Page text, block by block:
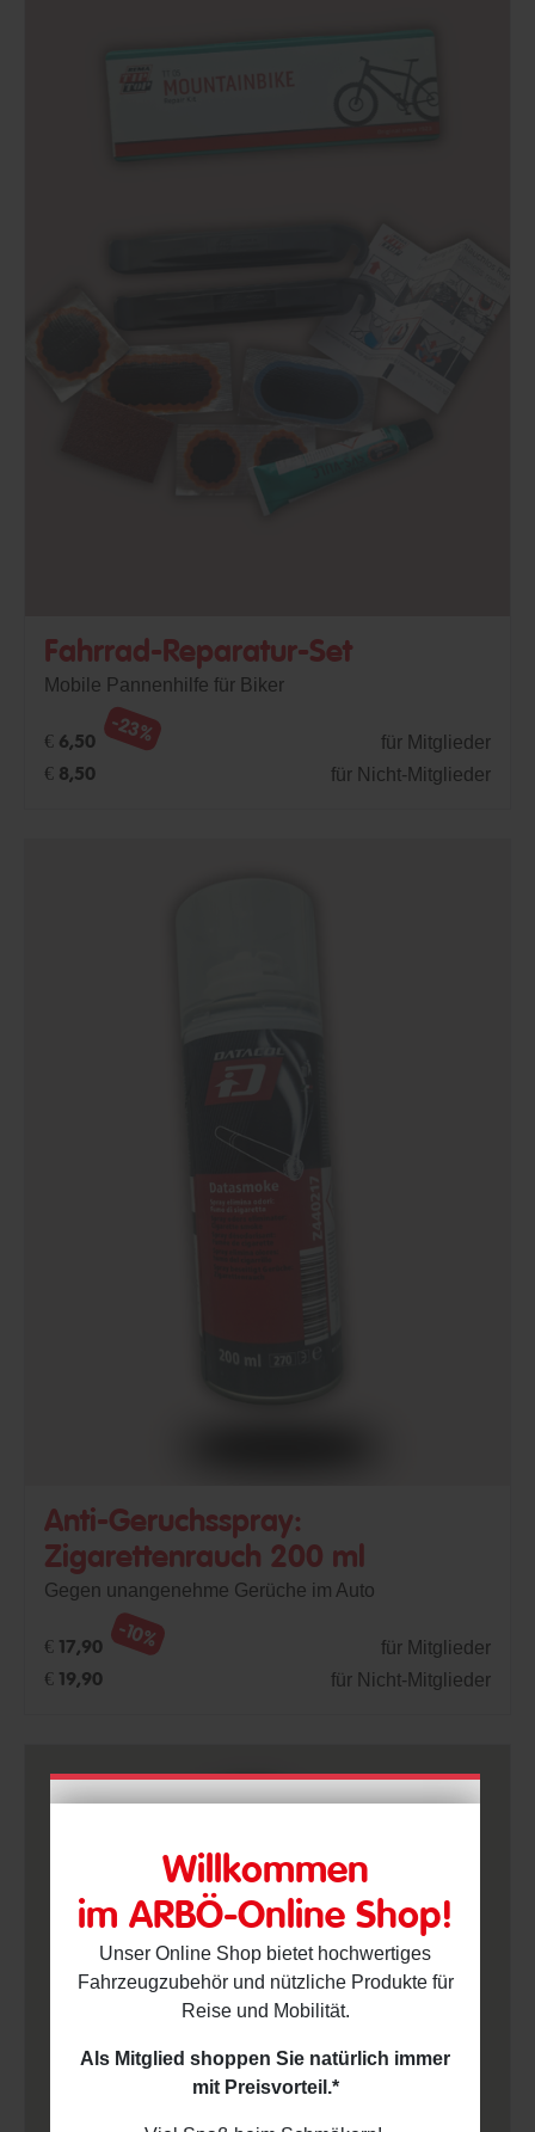
Fahrrad-Reparatur-Set
Mobile Pannenhilfe für Biker
€ 6,50 -23% für Mitglieder
€ 8,50 für Nicht-Mitglieder
Anti-Geruchsspray:
Zigarettenrauch 200 ml
Gegen unangenehme Gerüche im Auto
€ 17,90 -10% für Mitglieder
€ 19,90 für Nicht-Mitglieder